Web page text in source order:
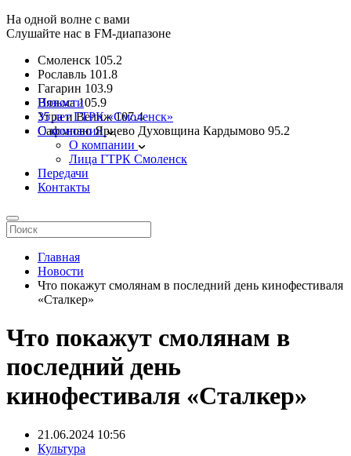
На одной волне с вами
Слушайте нас в FM-диапазоне
Смоленск 105.2
Рославль 101.8
Гагарин 103.9
Вязьма 105.9
Угра и Велиж 107.4
Сафоново Ярцево Духовщина Кардымово 95.2
Новости
35 лет ГТРК «Смоленск»
О компании
О компании
Лица ГТРК Смоленск
Передачи
Контакты
Главная
Новости
Что покажут смолянам в последний день кинофестиваля
«Сталкер»
Что покажут смолянам в
последний день
кинофестиваля «Сталкер»
21.06.2024 10:56
Культура